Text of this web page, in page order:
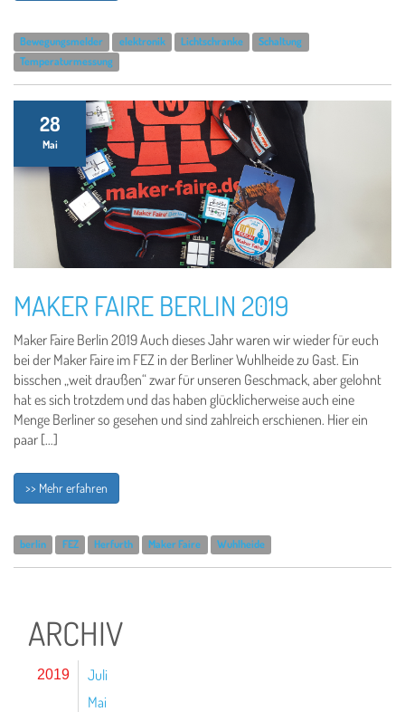
Bewegungsmelder elektronik Lichtschranke
Schaltung
Temperaturmessung
28
Mai
MAKER FAIRE BERLIN 2019
Maker Faire Berlin 2019 Auch dieses Jahr waren wir wieder für euch
bei der Maker Faire im FEZ in der Berliner Wuhlheide zu Gast. Ein
bisschen „weit draußen“ zwar für unseren Geschmack, aber gelohnt
hat es sich trotzdem und das haben glücklicherweise auch eine
Menge Berliner so gesehen und sind zahlreich erschienen. Hier ein
paar […]
>> Mehr erfahren
berlin FEZ Herfurth Maker Faire Wuhlheide
ARCHIV
2019
Juli
Mai